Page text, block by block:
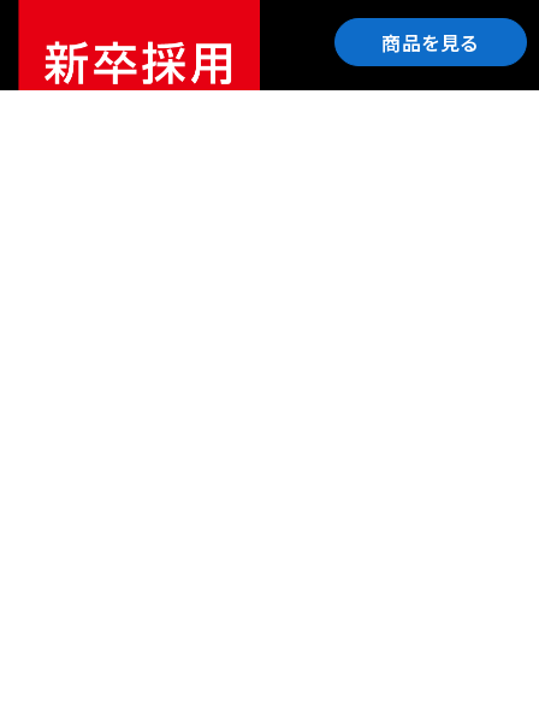
商品を見る